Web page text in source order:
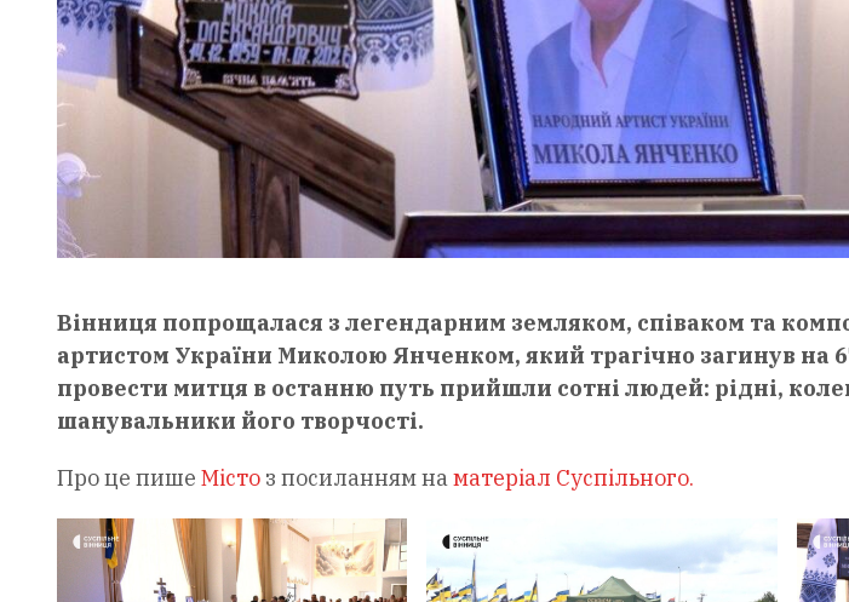
Вінниця попрощалася з легендарним земляком, співаком та
артистом України Миколою Янченком, який трагічно загинув на
провести митця в останню путь прийшли сотні людей: рідні,
шанувальники його творчості.
Про це пише Місто з посиланням наматеріал Суспільного.